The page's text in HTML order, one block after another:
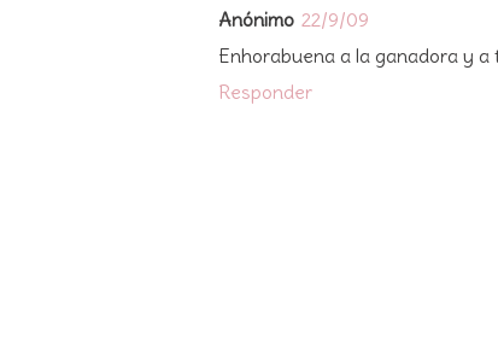
Anónimo 22/9/09
Enhorabuena a la ganadora y
Responder